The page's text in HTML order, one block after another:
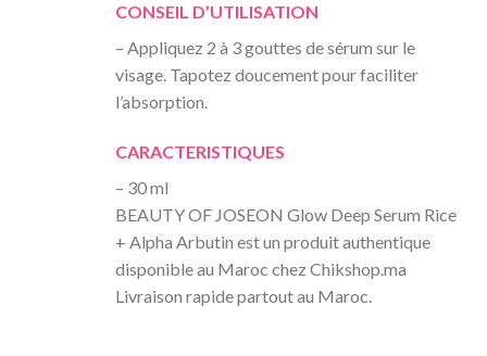
CONSEIL D’UTILISATION
– Appliquez 2 à 3 gouttes de sérum sur le
visage. Tapotez doucement pour faciliter
l’absorption.
CARACTERISTIQUES
– 30 ml
BEAUTY OF JOSEON Glow Deep Serum Rice
+ Alpha Arbutin est un produit authentique
disponible au Maroc chez Chikshop.ma
Livraison rapide partout au Maroc.